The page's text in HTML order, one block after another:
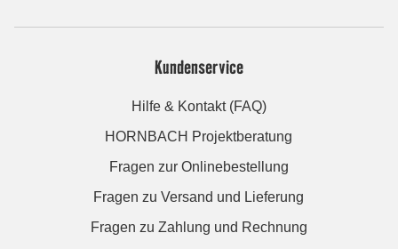
Kundenservice
Hilfe & Kontakt (FAQ)
HORNBACH Projektberatung
Fragen zur Onlinebestellung
Fragen zu Versand und Lieferung
Fragen zu Zahlung und Rechnung